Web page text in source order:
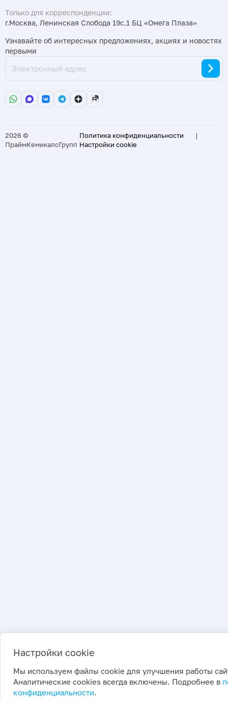
Только для корреспонденции:
г.Москва, Ленинская Слобода 19с.1 БЦ «Омега Плаза»
Узнавайте об интересных предложениях, акциях и новостях
первыми
2026 ©
ПраймКемикалсГрупп
Политика конфиденциальности
|
Настройки cookie
Настройки cookie
Мы используем файлы cookie для улучшения работы
Аналитические cookies всегда включены. Подробнее в
конфиденциальности.